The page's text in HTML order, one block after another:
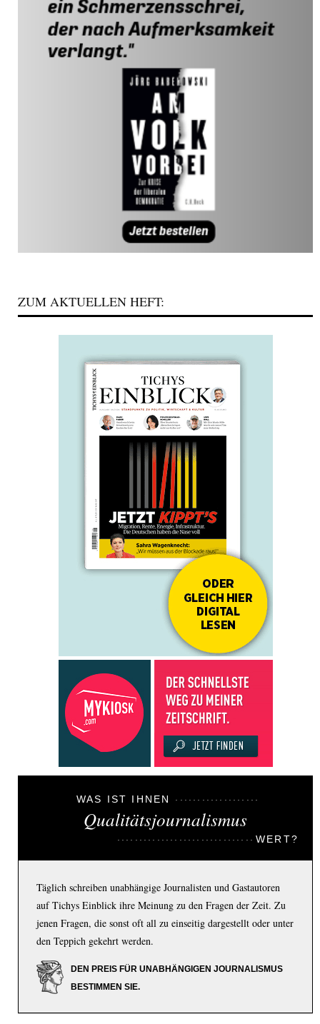
ZUM AKTUELLEN HEFT:
WAS IST IHNEN
Qualitätsjournalismus
WERT?
Täglich schreiben unabhängige Journalisten und Gastautoren
auf Tichys Einblick ihre Meinung zu den Fragen der Zeit. Zu
jenen Fragen, die sonst oft all zu einseitig dargestellt oder unter
den Teppich gekehrt werden.
DEN PREIS FÜR UNABHÄNGIGEN JOURNALISMUS
BESTIMMEN SIE.